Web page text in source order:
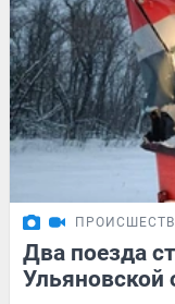
Два поезда
Ульяновской